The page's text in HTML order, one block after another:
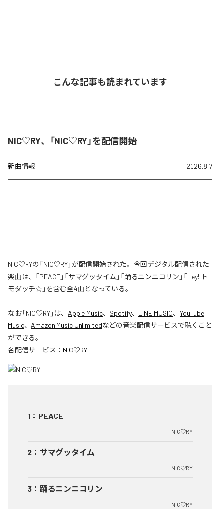
こんな記事も読まれています
NIC♡RY、「NIC♡RY」を配信開始
新曲情報 2026.8.7
NIC♡RYの「NIC♡RY」が配信開始された。今回デジタル配信された
楽曲は、「PEACE」「サマグッタイム」「踊るニンニコリン」「Hey!!ト
モダッチ☆」を含む全4曲となっている。
なお「NIC♡RY」は、 Apple Music、 Spotify、 LINE MUSIC、 YouTube
Music、 Amazon Music Unlimitedなどの音楽配信サービスで聴くこと
ができる。
各配信サービス： NIC♡RY
1 ： PEACE
NIC♡RY
2 ： サマグッタイム
NIC♡RY
3 ： 踊るニンニコリン
NIC♡RY